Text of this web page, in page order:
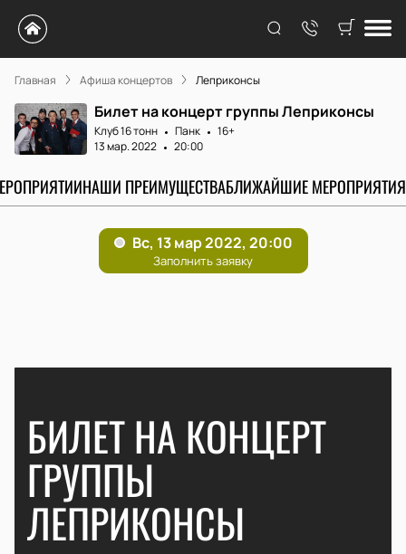
Главная Афиша концертов Леприконсы
Билет на концерт группы Леприконсы
Клуб 16 тонн Панк
16+
13 мар. 2022
20:00
НАШИ ПРЕИМУЩЕСТВАБЛИЖАЙШИЕ МЕРОПРИЯТИЯ
БИЛЕТ НА КОНЦЕРТ
ГРУППЫ
ЛЕПРИКОНСЫ